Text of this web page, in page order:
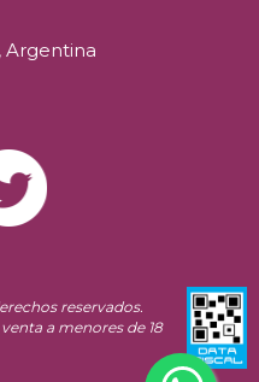
Argentina
reservados.
a menores de 18